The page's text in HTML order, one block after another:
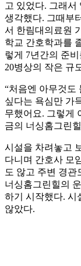
고 있었다. 그래서
생각했다. 그때부
서 한림대의료원
학교 간호학과를
렇게 7년간의 준
20병상의 작은 규
“처음엔 아무것도
싶다는 욕심만 가
무했어요. 그렇게
금의 너싱홈그린
시설을 차려놓고
다니며 간호사 모
도 않고 주변 경관
너싱홈그린힐의
하기 시작했다. 시
않았다.